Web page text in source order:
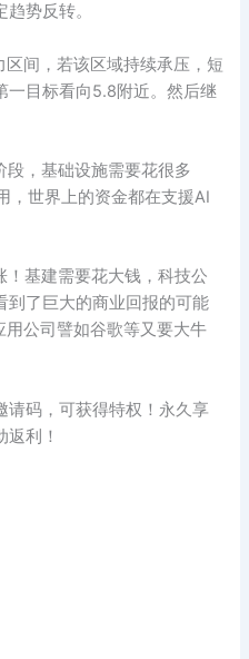
势反转。
间，若该区域持续承压，短
一目标看向5.8附近。然后继
段，基础设施需要花很多
，世界上的资金都在支援AI
基建需要花大钱，科技公
到了巨大的商业回报的可能
公司譬如谷歌等又要大牛
请码，可获得特权！永久享
利！